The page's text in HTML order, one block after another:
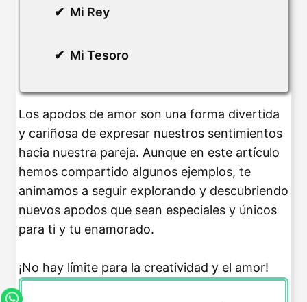
Mi Rey
Mi Tesoro
Los apodos de amor son una forma divertida
y cariñosa de expresar nuestros sentimientos
hacia nuestra pareja. Aunque en este artículo
hemos compartido algunos ejemplos, te
animamos a seguir explorando y descubriendo
nuevos apodos que sean especiales y únicos
para ti y tu enamorado.
¡No hay límite para la creatividad y el amor!